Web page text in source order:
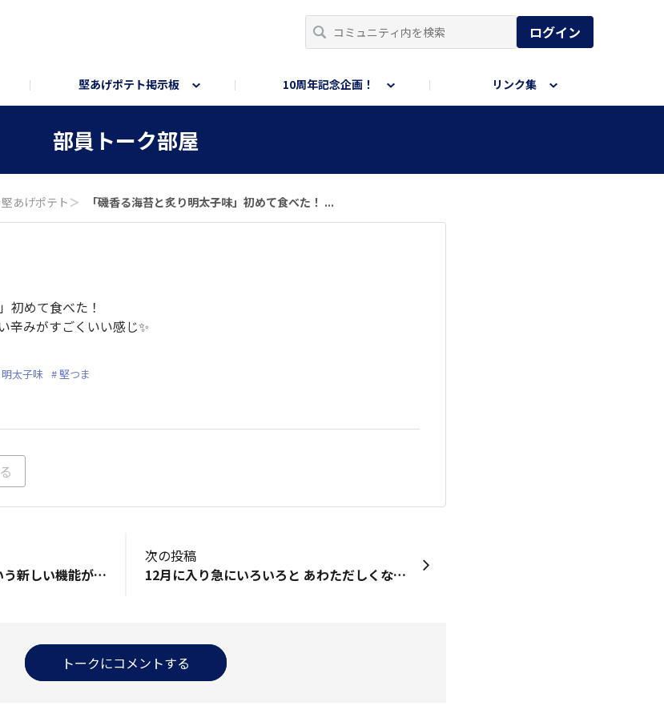
ログイン
堅あげポテト掲示板 10周年記念企画！ リンク集
部員トーク部屋
あげポテト ＞ 「磯香る海苔と炙り明太子味」初めて食べた！ ...
初めて食べた！
辛みがすごくいい感じ✨
太子味 堅つま
｢前の投稿｣｢次の投稿｣っていう新しい機能ができてますね。 ちょっとご無沙汰していて、たまった皆さんの投稿を拝見する時に、便利ですね✨
次の投稿
12月に入り急にいろいろと あわただしくなってきました😳 お歳暮🎁 クリスマス🎄 お正月🎍 以前から熱望してますが その時々に見合った味がセレクトされた 特別感✨️ある【堅あげ詰合せギフト🎁】 あったらいろんなシーンで楽しめると 思います💓
トークにコメントする